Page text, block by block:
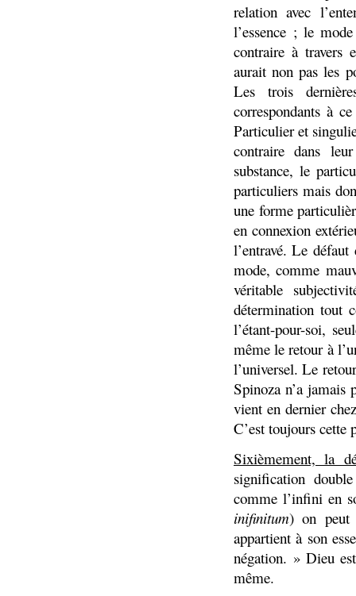
relation avec
l’essence ; le
contraire à travers
aurait non pas les
Les trois
correspondants à
Particulier et
contraire dans
substance, le
particuliers mais
une forme
en connexion
l’entravé. Le
mode, comme
véritable
détermination tout
l’étant-pour-soi,
même le retour à
l’universel. Le
Spinoza n’a jamais
vient en dernier
C’est toujours cette
Sixièmement, la
signification
comme l’infini en
inifinitum) on peut
appartient à son
négation. » Dieu
même.